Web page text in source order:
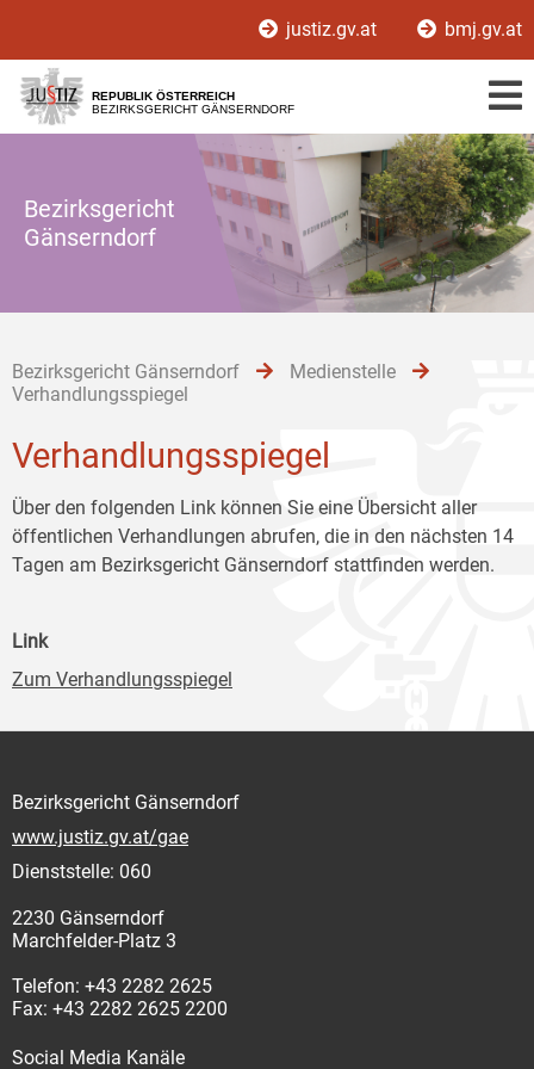
[1]
[2]
[3]
justiz.gv.at bmj.gv.at
REPUBLIK ÖSTERREICH
BEZIRKSGERICHT GÄNSERNDORF
Bezirksgericht
Gänserndorf
Bezirksgericht Gänserndorf
Medienstelle
Verhandlungsspiegel
Verhandlungsspiegel
Über den folgenden Link können Sie eine Übersicht aller
öffentlichen Verhandlungen abrufen, die in den nächsten 14
Tagen am Bezirksgericht Gänserndorf stattfinden werden.
Link
Zum Verhandlungsspiegel
Bezirksgericht Gänserndorf
www.justiz.gv.at/gae
Dienststelle: 060
2230 Gänserndorf
Marchfelder-Platz 3
Telefon: +43 2282 2625
Fax: +43 2282 2625 2200
Social Media Kanäle